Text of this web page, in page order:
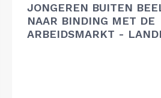
JONGEREN BUITEN
NAAR BINDING MET DE
ARBEIDSMARKT -